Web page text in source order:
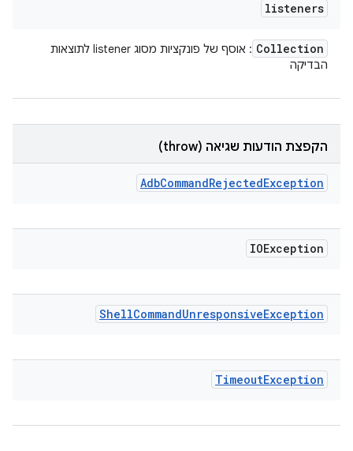
listeners
Collection
: אוסף של פונקציות מסוג listener לתוצאות
הבדיקה
הקפצת הודעות שגיאה (throw)
AdbCommandRejectedException
IOException
ShellCommandUnresponsiveException
TimeoutException